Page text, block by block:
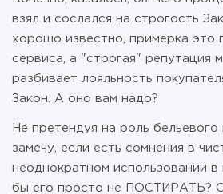
взял и сослался на строгость
хорошо известно, примерка это
сервиса, а "строгая" репутация
разбивает лояльность
Закон. А оно вам надо?
Не претендуя на роль бельевого
замечу, если есть сомнения в
неоднократном использовании в
бы его просто не ПОСТИРАТЬ?